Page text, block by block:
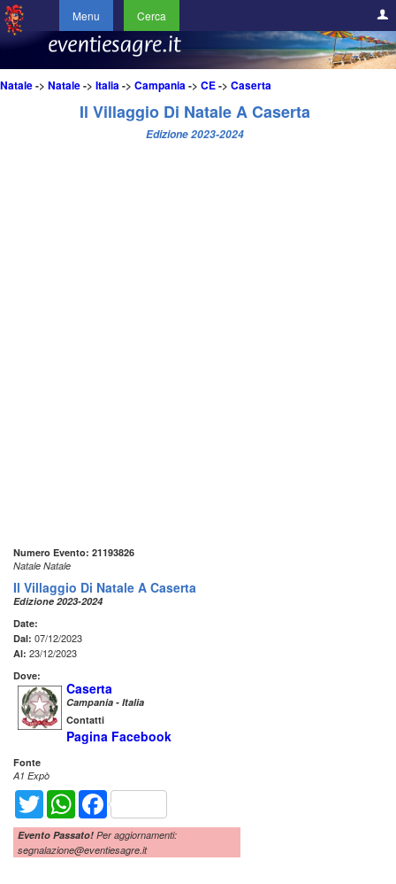
Menu Cerca
Natale-> Natale-> Italia-> Campania-> CE-> Caserta
Il Villaggio Di Natale A Caserta
Edizione 2023-2024
Numero Evento: 21193826
Natale Natale
Il Villaggio Di Natale A Caserta
Edizione 2023-2024
Date:
Dal: 07/12/2023
Al: 23/12/2023
Dove:
Caserta
Campania - Italia
Contatti
Pagina Facebook
Fonte
A1 Expò
Twitter WhatsAppFacebook
Evento Passato! Per aggiornamenti:
segnalazione@eventiesagre.it